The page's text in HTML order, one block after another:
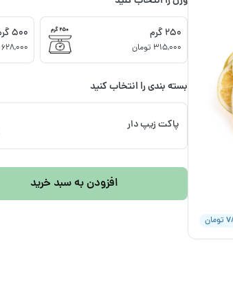
تومان
250 گرم
315,000 تومان
500 گرم
628,000 تومان
بسته بندی را انتخاب کنید
پاکت زیپ دار
افزودن به سبد خرید